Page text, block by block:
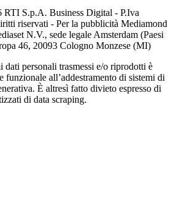
RTI S.p.A. Business Digital - P.Iva
riservati - Per la pubblicità Mediamond
N.V., sede legale Amsterdam (Paesi
46, 20093 Cologno Monzese (MI)
dati personali trasmessi e/o riprodotti è
funzionale all’addestramento di sistemi di
È altresì fatto divieto espresso di
di data scraping.